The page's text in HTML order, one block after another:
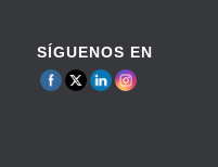
SÍGUENOS EN